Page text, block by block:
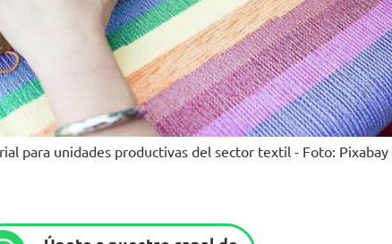
para unidades productivas del sector textil - Foto: Pixabay